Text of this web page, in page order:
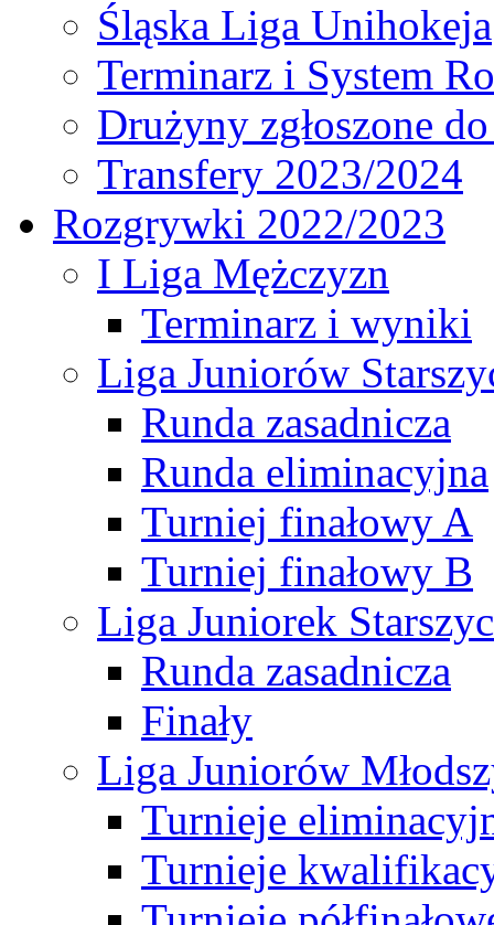
Śląska Liga Unihokeja
Terminarz i System
Drużyny zgłoszone
Transfery 2023/2024
Rozgrywki 2022/2023
I Liga Mężczyzn
Terminarz i wyniki
Liga Juniorów
Runda zasadnicza
Runda eliminacyjna
Turniej finałowy A
Turniej finałowy B
Liga Juniorek
Runda zasadnicza
Finały
Liga Juniorów
Turnieje
Turnieje